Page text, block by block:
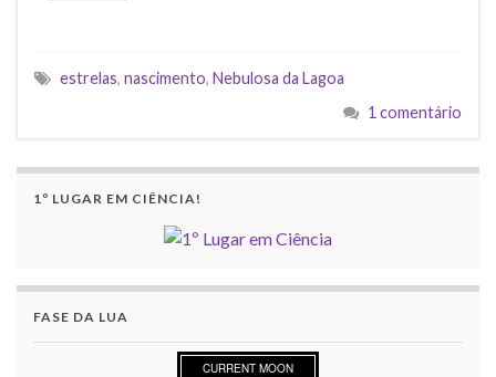
estrelas, nascimento, Nebulosa da Lagoa
1 comentário
1º LUGAR EM CIÊNCIA!
FASE DA LUA